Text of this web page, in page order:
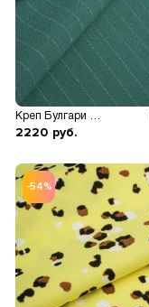
2220 руб.
-54%